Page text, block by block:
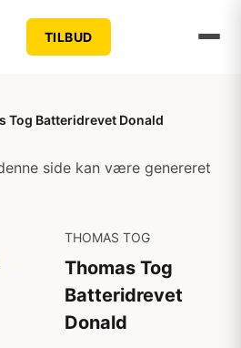
TILBUD
Tog Batteridrevet Donald
side kan være genereret
THOMAS TOG
Thomas Tog
Batteridrevet
Donald